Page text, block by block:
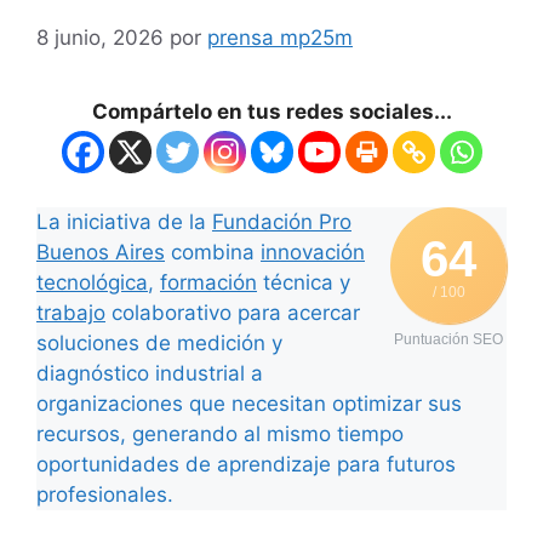
8 junio, 2026 por prensa mp25m
Compártelo en tus redes sociales...
64
/ 100
Puntuación SEO
La iniciativa de la Fundación Pro
Buenos Aires combina innovación
tecnológica, formación técnica y
trabajo colaborativo para acercar
soluciones de medición y
diagnóstico industrial a
organizaciones que necesitan optimizar sus
recursos, generando al mismo tiempo
oportunidades de aprendizaje para futuros
profesionales.